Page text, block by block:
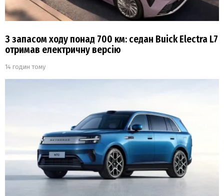
З запасом ходу понад 700 км: седан Buick Electra L7
отримав електричну версію
14 годин тому